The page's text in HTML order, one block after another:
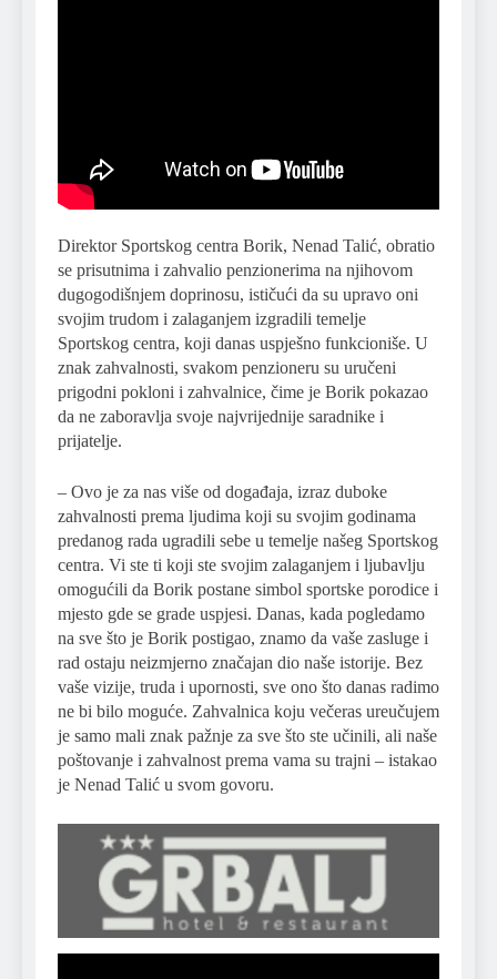
Direktor Sportskog centra Borik, Nenad Talić, obratio
se prisutnima i zahvalio penzionerima na njihovom
dugogodišnjem doprinosu, ističući da su upravo oni
svojim trudom i zalaganjem izgradili temelje
Sportskog centra, koji danas uspješno funkcioniše. U
znak zahvalnosti, svakom penzioneru su uručeni
prigodni pokloni i zahvalnice, čime je Borik pokazao
da ne zaboravlja svoje najvrijednije saradnike i
prijatelje.
– Ovo je za nas više od događaja, izraz duboke
zahvalnosti prema ljudima koji su svojim godinama
predanog rada ugradili sebe u temelje našeg Sportskog
centra. Vi ste ti koji ste svojim zalaganjem i ljubavlju
omogućili da Borik postane simbol sportske porodice i
mjesto gde se grade uspjesi. Danas, kada pogledamo
na sve što je Borik postigao, znamo da vaše zasluge i
rad ostaju neizmjerno značajan dio naše istorije. Bez
vaše vizije, truda i upornosti, sve ono što danas radimo
ne bi bilo moguće. Zahvalnica koju večeras ureučujem
je samo mali znak pažnje za sve što ste učinili, ali naše
poštovanje i zahvalnost prema vama su trajni – istakao
je Nenad Talić u svom govoru.